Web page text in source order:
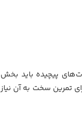
پیچیده باید بخش
تمرین سخت به آن نیاز